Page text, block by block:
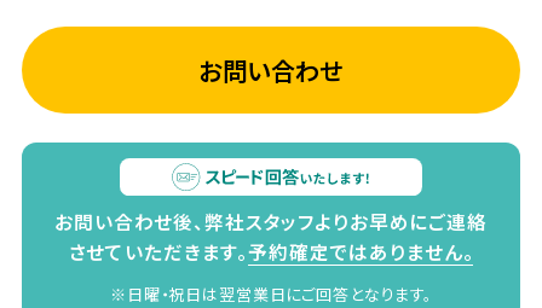
お問い合わせ
お問い合わせ後、弊社スタッフよりお早めにご連絡
させていただきます。予約確定ではありません。
※日曜・祝日は翌営業日にご回答となります。